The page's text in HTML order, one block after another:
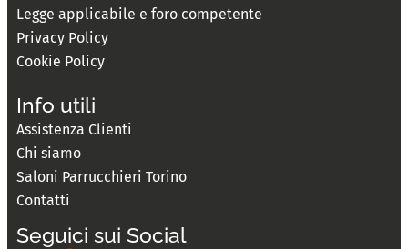
Legge applicabile e foro competente
Privacy Policy
Cookie Policy
Info utili
Assistenza Clienti
Chi siamo
Saloni Parrucchieri Torino
Contatti
Seguici sui Social